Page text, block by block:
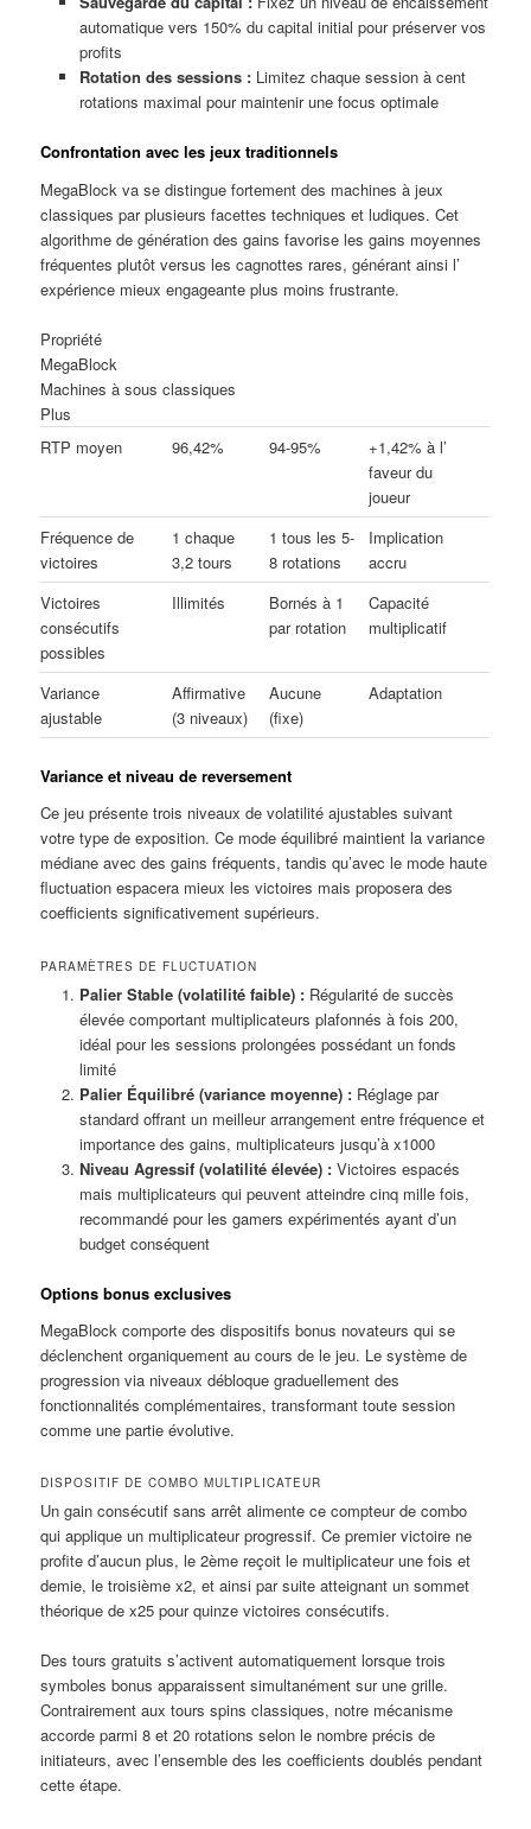
automatique vers 150% du capital initial pour préserver vos
profits
Rotation des sessions :Limitez chaque session à cent
rotations maximal pour maintenir une focus optimale
Confrontation avec les jeux traditionnels
MegaBlock va se distingue fortement des machines à jeux
classiques par plusieurs facettes techniques et ludiques. Cet
algorithme de génération des gains favorise les gains moyennes
fréquentes plutôt versus les cagnottes rares, générant ainsi l’
expérience mieux engageante plus moins frustrante.
Propriété
MegaBlock
Machines à sous classiques
Plus
RTP moyen
96,42% 94-95%
+1,42% à l’
faveur du
joueur
Fréquence de
victoires
1 chaque
3,2 tours
1 tous les 5-
8 rotations
Implication
accru
Victoires
consécutifs
possibles
Illimités
Bornés à 1
par rotation
Capacité
multiplicatif
Variance
ajustable
Affirmative
(3 niveaux)
Aucune
(fixe)
Adaptation
Variance et niveau de reversement
Ce jeu présente trois niveaux de volatilité ajustables suivant
votre type de exposition. Ce mode équilibré maintient la variance
médiane avec des gains fréquents, tandis qu’avec le mode haute
fluctuation espacera mieux les victoires mais proposera des
coefficients significativement supérieurs.
PARAMÈTRES DE FLUCTUATION
Palier Stable (volatilité faible) :Régularité de succès
élevée comportant multiplicateurs plafonnés à fois 200,
idéal pour les sessions prolongées possédant un fonds
limité
Palier Équilibré (variance moyenne) :Réglage par
standard offrant un meilleur arrangement entre fréquence et
importance des gains, multiplicateurs jusqu’à x1000
Niveau Agressif (volatilité élevée) :Victoires espacés
mais multiplicateurs qui peuvent atteindre cinq mille fois,
recommandé pour les gamers expérimentés ayant d’un
budget conséquent
Options bonus exclusives
MegaBlock comporte des dispositifs bonus novateurs qui se
déclenchent organiquement au cours de le jeu. Le système de
progression via niveaux débloque graduellement des
fonctionnalités complémentaires, transformant toute session
comme une partie évolutive.
DISPOSITIF DE COMBO MULTIPLICATEUR
Un gain consécutif sans arrêt alimente ce compteur de combo
qui applique un multiplicateur progressif. Ce premier victoire ne
profite d’aucun plus, le 2ème reçoit le multiplicateur une fois et
demie, le troisième x2, et ainsi par suite atteignant un sommet
théorique de x25 pour quinze victoires consécutifs.
Des tours gratuits s’activent automatiquement lorsque trois
symboles bonus apparaissent simultanément sur une grille.
Contrairement aux tours spins classiques, notre mécanisme
accorde parmi 8 et 20 rotations selon le nombre précis de
initiateurs, avec l’ensemble des les coefficients doublés pendant
cette étape.